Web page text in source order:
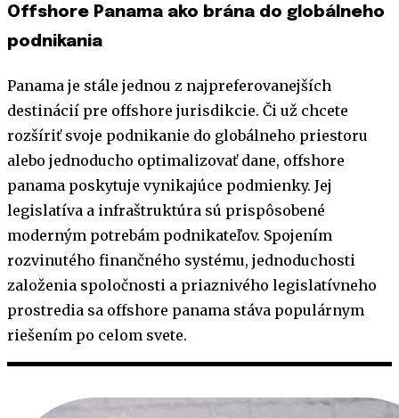
Offshore Panama ako brána do globálneho
podnikania
Panama je stále jednou z najpreferovanejších
destinácií pre offshore jurisdikcie. Či už chcete
rozšíriť svoje podnikanie do globálneho priestoru
alebo jednoducho optimalizovať dane, offshore
panama poskytuje vynikajúce podmienky. Jej
legislatíva a infraštruktúra sú prispôsobené
moderným potrebám podnikateľov. Spojením
rozvinutého finančného systému, jednoduchosti
založenia spoločnosti a priaznivého legislatívneho
prostredia sa offshore panama stáva populárnym
riešením po celom svete.